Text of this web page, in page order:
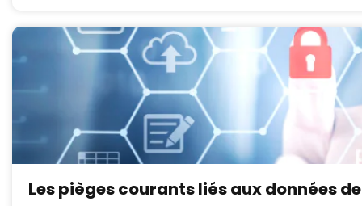
Les pièges courants liés aux données